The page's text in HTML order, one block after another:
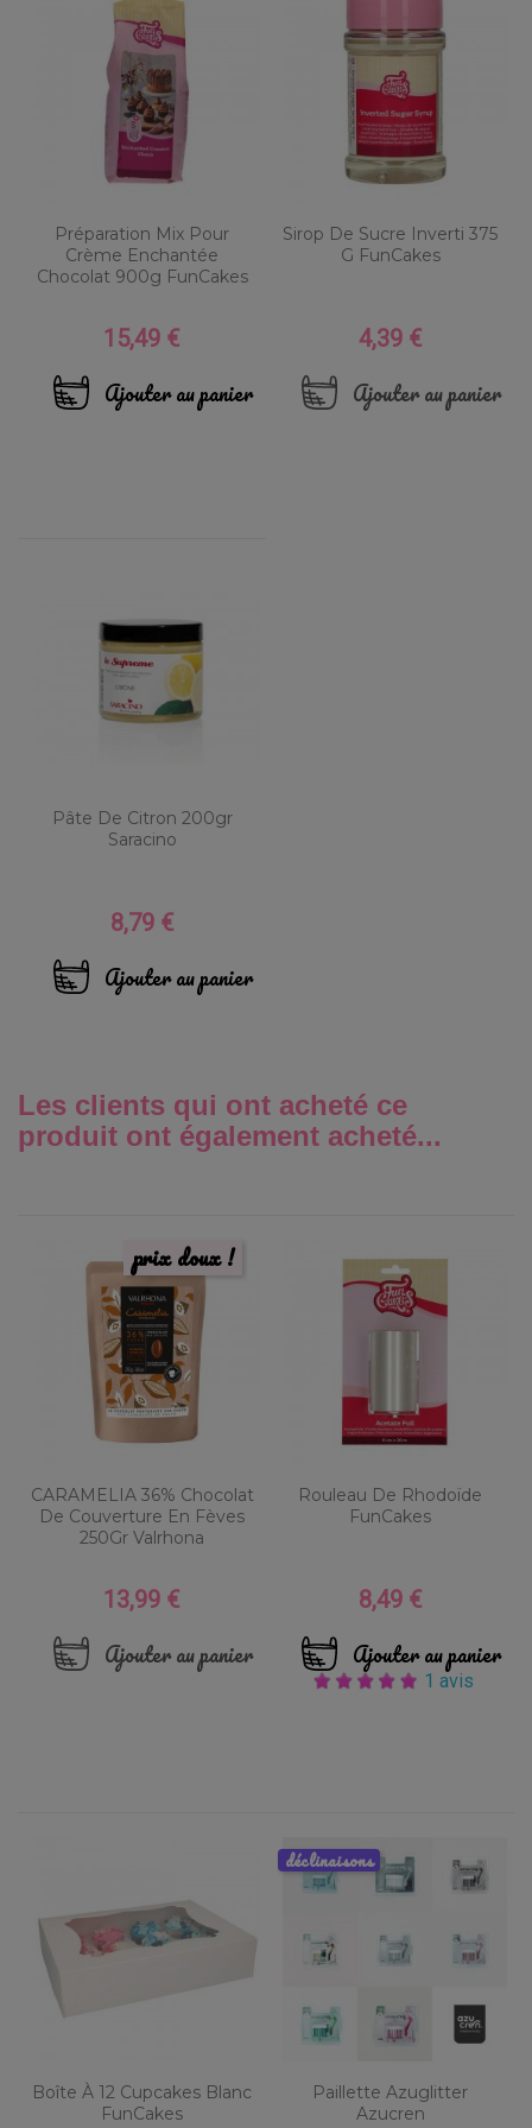
Préparation Mix Pour
Crème Enchantée
Chocolat 900g FunCakes
Prix
15,49 €
Ajouter au panier
Sirop De Sucre Inverti 375
G FunCakes
Prix
4,39 €
Ajouter au panier
Pâte De Citron 200gr
Saracino
Prix
8,79 €
Ajouter au panier
Les clients qui ont acheté ce
produit ont également acheté...
CARAMELIA 36% Chocolat
De Couverture En Fèves
250Gr Valrhona
Prix
13,99 €
Ajouter au panier
prix doux !
Rouleau De Rhodoïde
FunCakes
Prix
8,49 €
Ajouter au panier
1 avis
Boîte À 12 Cupcakes Blanc
FunCakes
Paillette Azuglitter
Azucren
déclinaisons